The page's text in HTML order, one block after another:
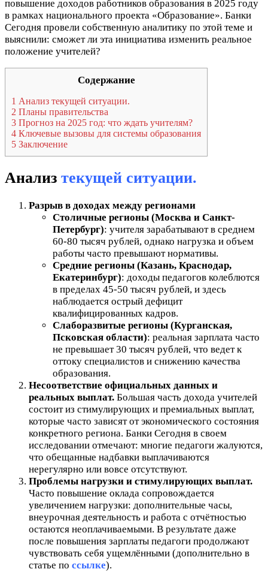
повышение доходов работников образования в 2025 году
в рамках национального проекта «Образование». Банки
Сегодня провели собственную аналитику по этой теме и
выяснили: сможет ли эта инициатива изменить реальное
положение учителей?
Содержание
1 Анализ текущей ситуации.
2 Планы правительства
3 Прогноз на 2025 год: что ждать учителям?
4 Ключевые вызовы для системы образования
5 Заключение
Анализ текущей ситуации.
Разрыв в доходах между регионами
Столичные регионы (Москва и Санкт-
Петербург): учителя зарабатывают в среднем
60-80 тысяч рублей, однако нагрузка и объем
работы часто превышают нормативы.
Средние регионы (Казань, Краснодар,
Екатеринбург): доходы педагогов колеблются
в пределах 45-50 тысяч рублей, и здесь
наблюдается острый дефицит
квалифицированных кадров.
Слаборазвитые регионы (Курганская,
Псковская области): реальная зарплата часто
не превышает 30 тысяч рублей, что ведет к
оттоку специалистов и снижению качества
образования.
Несоответствие официальных данных и
реальных выплат. Большая часть дохода учителей
состоит из стимулирующих и премиальных выплат,
которые часто зависят от экономического состояния
конкретного региона. Банки Сегодня в своем
исследовании отмечают: многие педагоги жалуются,
что обещанные надбавки выплачиваются
нерегулярно или вовсе отсутствуют.
Проблемы нагрузки и стимулирующих выплат.
Часто повышение оклада сопровождается
увеличением нагрузки: дополнительные часы,
внеурочная деятельность и работа с отчётностью
остаются неоплачиваемыми. В результате даже
после повышения зарплаты педагоги продолжают
чувствовать себя ущемлёнными (дополнительно в
статье по ссылке).